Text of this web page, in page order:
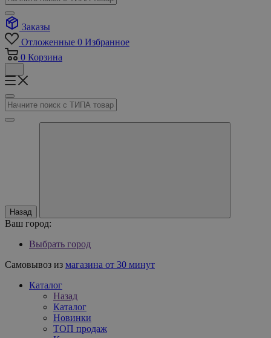
Заказы
Отложенные 0 Избранное
0 Корзина
Назад
Ваш город:
Выбрать город
Самовывоз из магазина от 30 минут
Каталог
Назад
Каталог
Новинки
ТОП продаж